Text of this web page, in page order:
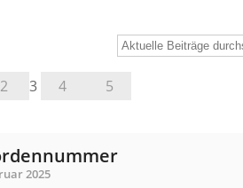
2 3 4 5
2025